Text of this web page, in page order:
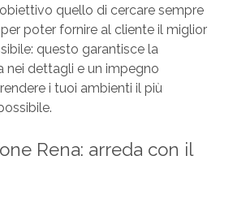
quello di cercare sempre
poter fornire al cliente il miglior
questo garantisce la
nei dettagli e un impegno
i tuoi ambienti il più
Rena: arreda con il